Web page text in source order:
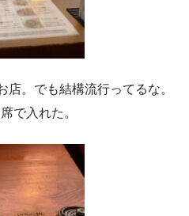
店。でも結構流行ってるな。
で入れた。